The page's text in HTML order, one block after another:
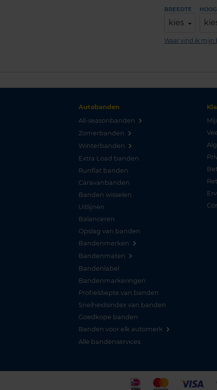
BREEDTE
kies
Waar vind ik mijn
Autobanden
All-seasonbanden
Zomerbanden
Winterbanden
Extra Load banden
Runflat banden
Caravanbanden
Banden wisselen
Uitlijnen
Balanceren
Opslag van banden
Bandenmerken
Bandenmaten
Bandenlabel
Bandenmarkeringen
Profieldiepte van banden
Snelheidsindex van banden
Goedkope banden
Banden voor elk automerk
Alle bandenservices